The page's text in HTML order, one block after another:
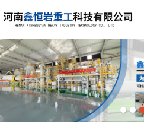
首页 公司介绍 产品展示 锂电池破碎设备生产线